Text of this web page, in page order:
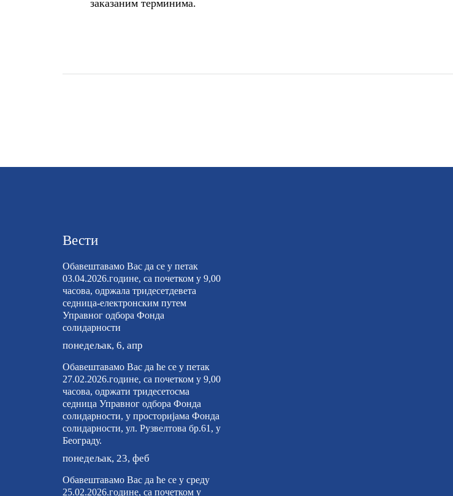
заказаним терминима.
Вести
Обавештавамо Вас да се у петак
03.04.2026.године, са почетком у 9,00
часова, одржала тридесетдевета
седница-електронским путем
Управног одбора Фонда
солидарности
понедељак, 6, апр
Обавештавамо Вас да ће се у петак
27.02.2026.године, са почетком у 9,00
часова, одржати тридесетосма
седница Управног одбора Фонда
солидарности, у просторијама Фонда
солидарности, ул. Рузвелтова бр.61, у
Београду.
понедељак, 23, феб
Обавештавамо Вас да ће се у среду
25.02.2026.године, са почетком у